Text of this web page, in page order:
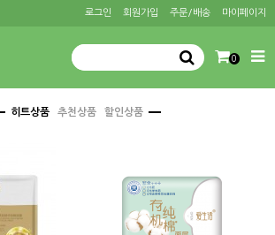
로그인 회원가입 주문/배송 마이페이지
0
히트상품 추천상품 할인상품